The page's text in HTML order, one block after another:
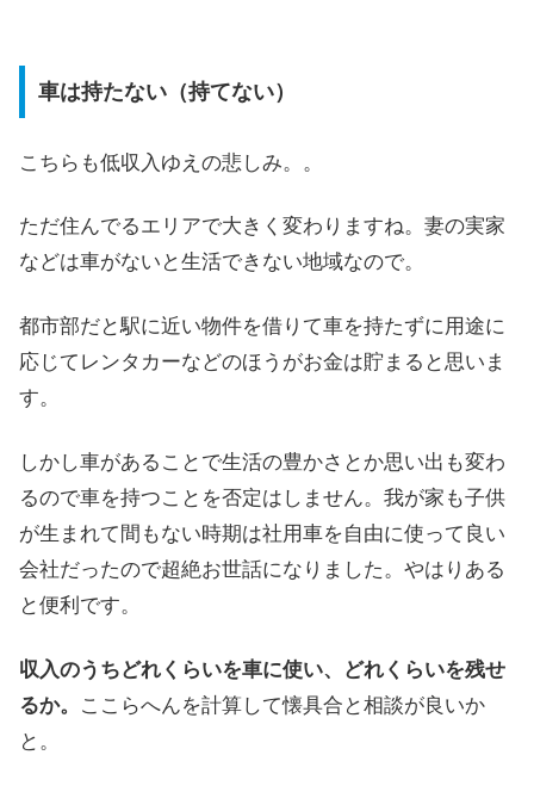
車は持たない（持てない）
こちらも低収入ゆえの悲しみ。。
ただ住んでるエリアで大きく変わりますね。妻の実家
などは車がないと生活できない地域なので。
都市部だと駅に近い物件を借りて車を持たずに用途に
応じてレンタカーなどのほうがお金は貯まると思いま
す。
しかし車があることで生活の豊かさとか思い出も変わ
るので車を持つことを否定はしません。我が家も子供
が生まれて間もない時期は社用車を自由に使って良い
会社だったので超絶お世話になりました。やはりある
と便利です。
収入のうちどれくらいを車に使い、どれくらいを残せ
るか。
ここらへんを計算して懐具合と相談が良いか
と。